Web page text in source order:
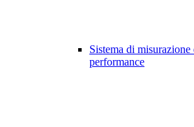
Sistema di
performance